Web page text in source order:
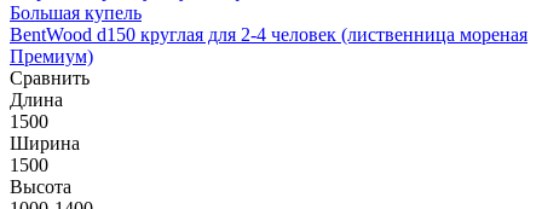
Большая купель
BentWood d150 круглая для 2-4 человек (лиственница мореная
Премиум)
Сравнить
Длина
1500
Ширина
1500
Высота